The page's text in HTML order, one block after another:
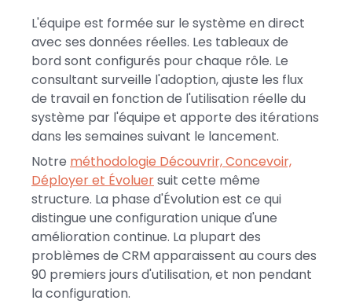
L'équipe est formée sur le système en direct
avec ses données réelles. Les tableaux de
bord sont configurés pour chaque rôle. Le
consultant surveille l'adoption, ajuste les flux
de travail en fonction de l'utilisation réelle du
système par l'équipe et apporte des itérations
dans les semaines suivant le lancement.
Notre méthodologie Découvrir, Concevoir,
Déployer et Évoluersuit cette même
structure. La phase d'Évolution est ce qui
distingue une configuration unique d'une
amélioration continue. La plupart des
problèmes de CRM apparaissent au cours des
90 premiers jours d'utilisation, et non pendant
la configuration.